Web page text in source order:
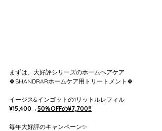
まずは、大好評シリーズのホームヘアケア
🍀SHANDRARホームケア用トリートメント🍀
イージス&インゴットの1リットルレフィル
¥15,400→50%OFFの¥7,700‼️
毎年大好評のキャンペーン✨